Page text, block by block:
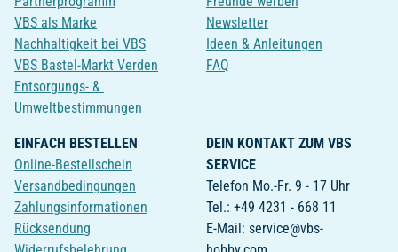
VBS als Marke
Nachhaltigkeit bei VBS
VBS Bastel-Markt Verden
Entsorgungs- &
Umweltbestimmungen
Newsletter
Ideen & Anleitungen
FAQ
EINFACH BESTELLEN
Online-Bestellschein
Versandbedingungen
Zahlungsinformationen
Rücksendung
DEIN KONTAKT ZUM VBS
SERVICE
Telefon Mo.-Fr. 9 - 17 Uhr
Tel.: +49 4231 - 668 11
E-Mail: service@vbs-